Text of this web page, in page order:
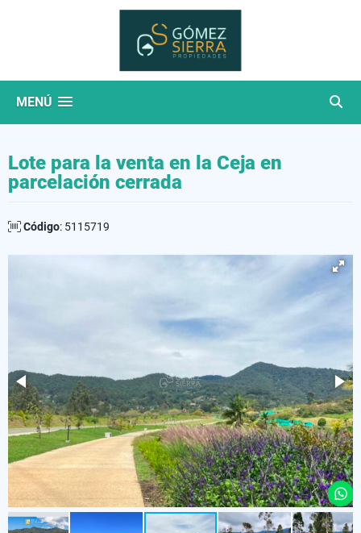
MENÚ
Lote para la venta en la Ceja en
parcelación cerrada
Código: 5115719